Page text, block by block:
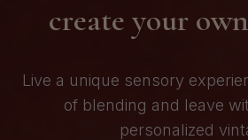
create your
Live a unique sensory
of blending and leave
personalized